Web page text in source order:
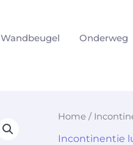
Wandbeugel Onderweg
Home /
Incontinentie